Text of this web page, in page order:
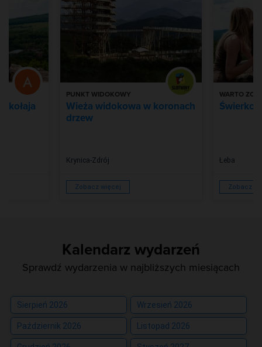
PUNKT WIDOKOWY
Wieża widokowa w koronach
drzew
Krynica-Zdrój
Zobacz więcej
WARTO
Łeba
Zobacz
Kalendarz wydarzeń
Sprawdź wydarzenia w najbliższych miesiącach
Sierpień 2026 Wrzesień 2026
Październik 2026 Listopad 2026